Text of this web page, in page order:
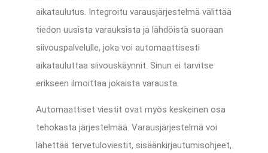
aikataulutus. Integroitu varausjärjestelmä välittää
tiedon uusista varauksista ja lähdöistä suoraan
siivouspalvelulle, joka voi automaattisesti
aikatauluttaa siivouskäynnit. Sinun ei tarvitse
erikseen ilmoittaa jokaista varausta.
Automaattiset viestit ovat myös keskeinen osa
tehokasta järjestelmää. Varausjärjestelmä voi
lähettää tervetuloviestit, sisäänkirjautumisohjeet,